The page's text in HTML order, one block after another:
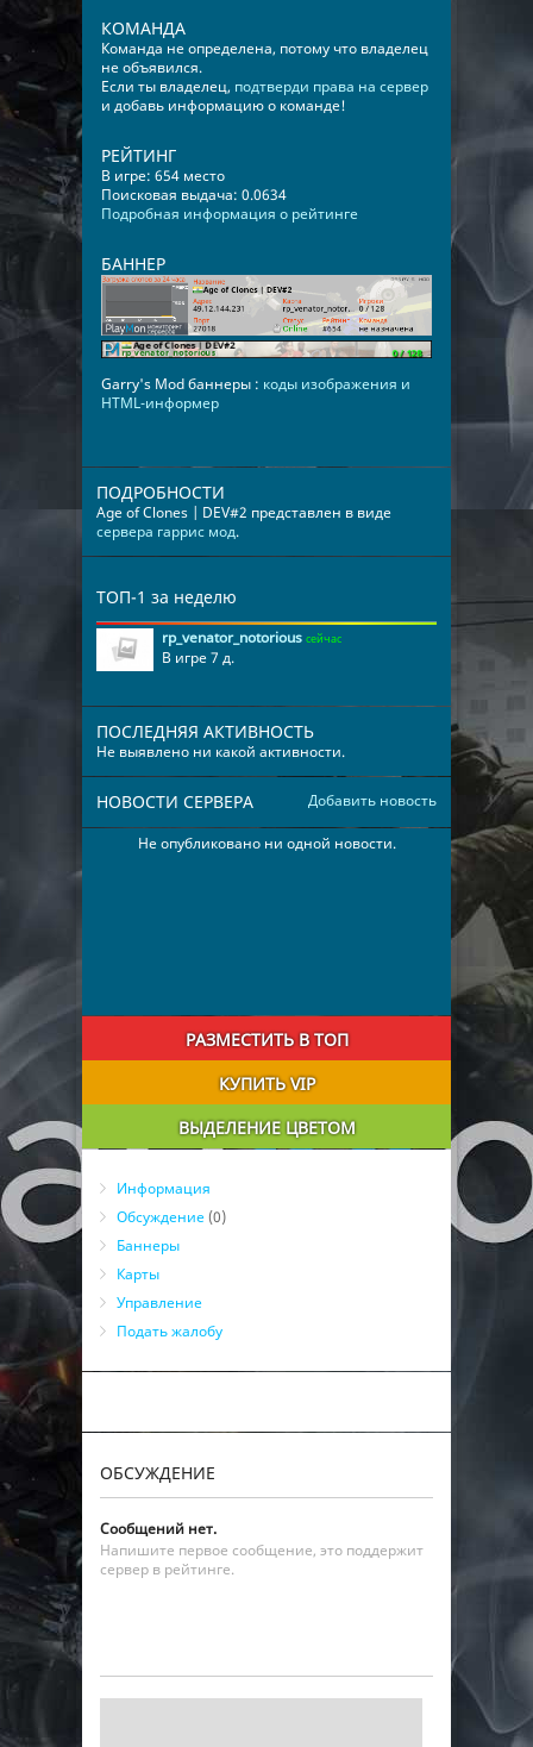
КОМАНДА
Команда не определена, потому что владелец
не объявился.
Если ты владелец, подтверди права на сервер
и добавь информацию о команде!
РЕЙТИНГ
В игре: 654 место
Поисковая выдача: 0.0634
Подробная информация о рейтинге
БАННЕР
Garry's Mod баннеры : коды изображения и
HTML-информер
ПОДРОБНОСТИ
Age of Clones | DEV#2 представлен в виде
сервера гаррис мод.
ТОП-1 за неделю
rp_venator_notorious сейчас
В игре 7 д.
ПОСЛЕДНЯЯ АКТИВНОСТЬ
Не выявлено ни какой активности.
Добавить новость
НОВОСТИ СЕРВЕРА
Не опубликовано ни одной новости.
РАЗМЕСТИТЬ В ТОП
КУПИТЬ VIP
ВЫДЕЛЕНИЕ ЦВЕТОМ
Информация
Обсуждение (0)
Баннеры
Карты
Управление
Подать жалобу
ОБСУЖДЕНИЕ
Сообщений нет.
Напишите первое сообщение, это поддержит
сервер в рейтинге.